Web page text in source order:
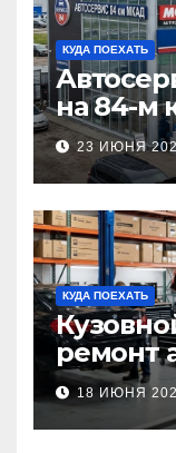
КУДА ПОЕХАТЬ
на 84-м
работы
23 ИЮНЯ
КУДА ПОЕХАТЬ
ремонт
и сроки
18 ИЮНЯ